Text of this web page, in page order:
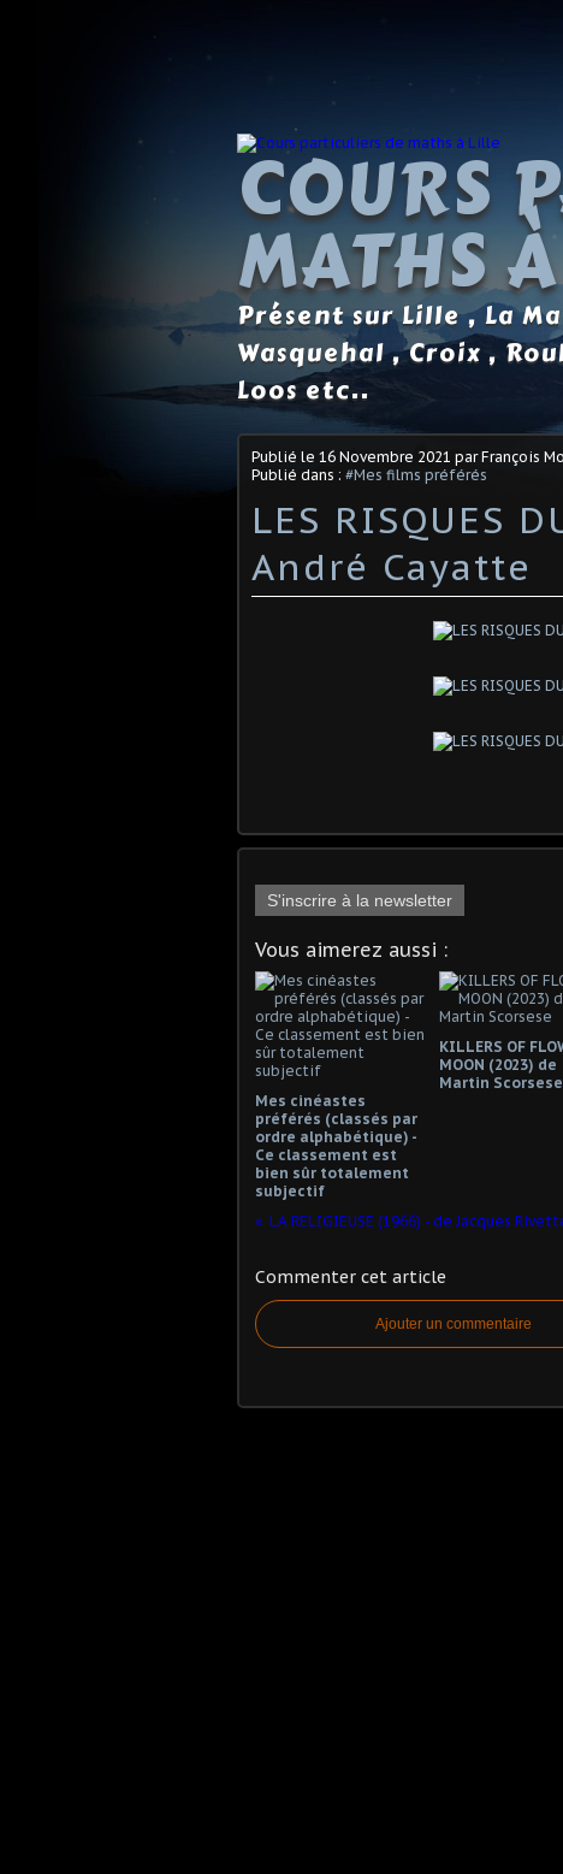
COURS
MATHS
Présent sur Lille , La
Wasquehal , Croix ,
Loos etc..
Publié le 16 Novembre 2021 par François
Publié dans : #Mes films préférés
LES RISQUES
André Cayatte
S'inscrire à la newsletter
Vous aimerez aussi :
Mes cinéastes
préférés (classés par
ordre alphabétique) -
Ce classement est
bien sûr totalement
subjectif
KILLERS OF
MOON (2023) de
Martin Scorsese
LA RELIGIEUSE (1966) - de Jacques
Commenter cet article
Ajouter un commentaire